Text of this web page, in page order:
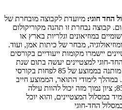
החד חוגי: מיועדת לקבוצה מובחרת של
קבוצה נבחרת זו תהנה מקוריקולום
במוזיאונים וגלריות בארץ או
מבחר של כיתות אמן, ועוד.
יישמרו מקומות ייעודיים בקורסים
חוגי למצטיינים יעשה בתום שנת
הלימודים הראשונה והוא מותנה בממוצע של 85 לפחות בקורסי
לימודי התואר, הממוצע חייב
להשמר מעל ציון ממוצע 85; ציון נמוך מזה יכול להוות עילה
במסלול המצטיינים, והוא יוכל
החד-חוגי